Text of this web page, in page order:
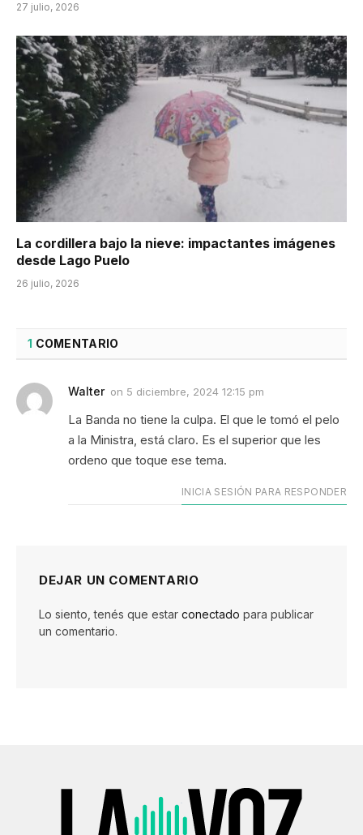
27 julio, 2026
La cordillera bajo la nieve: impactantes imágenes
desde Lago Puelo
26 julio, 2026
1 COMENTARIO
Walter on 5 diciembre, 2024 12:15 pm
La Banda no tiene la culpa. El que le tomó el pelo
a la Ministra, está claro. Es el superior que les
ordeno que toque ese tema.
INICIA SESIÓN PARA RESPONDER
DEJAR UN COMENTARIO
Lo siento, tenés que estar conectado para publicar
un comentario.